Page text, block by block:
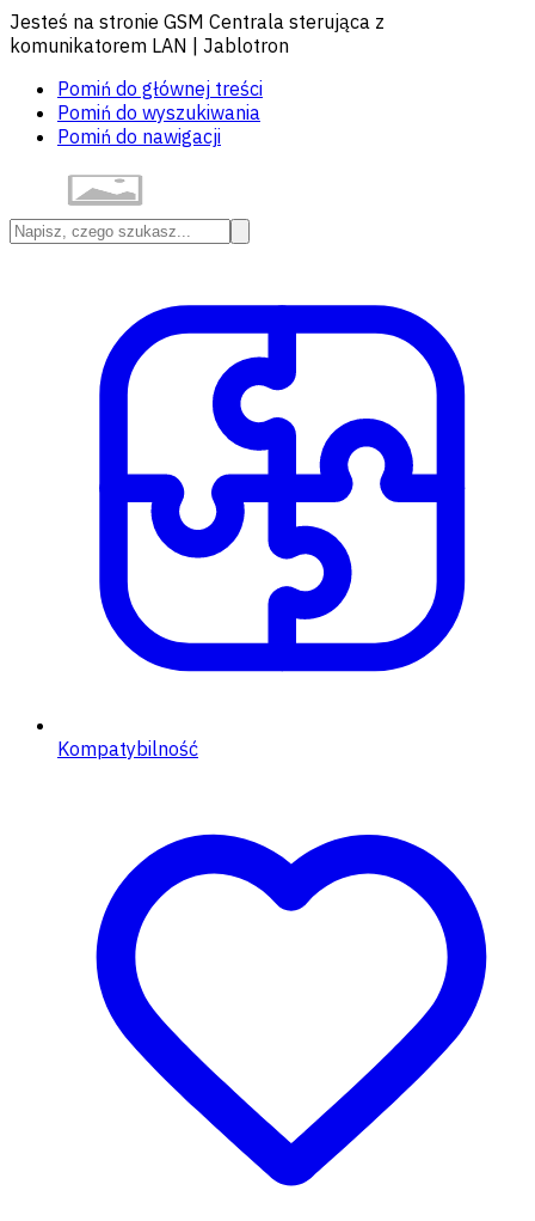
Jesteś na stronie GSM Centrala sterująca z
komunikatorem LAN | Jablotron
Pomiń do głównej treści
Pomiń do wyszukiwania
Pomiń do nawigacji
Kompatybilność